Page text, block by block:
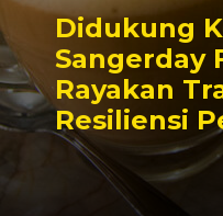
Didukung
Sangerday
Rayakan
Resiliensi